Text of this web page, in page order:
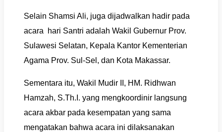
Selain Shamsi Ali, juga dijadwalkan hadir pada
acara hari Santri adalah Wakil Gubernur Prov.
Sulawesi Selatan, Kepala Kantor Kementerian
Agama Prov. Sul-Sel, dan Kota Makassar.
Sementara itu, Wakil Mudir II, HM. Ridhwan
Hamzah, S.Th.I. yang mengkoordinir langsung
acara akbar pada kesempatan yang sama
mengatakan bahwa acara ini dilaksanakan